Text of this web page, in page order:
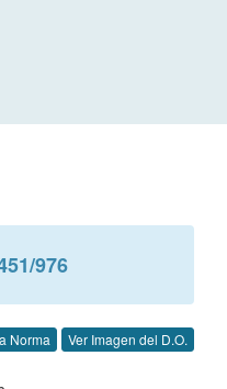
976
Norma Ver Imagen del D.O.